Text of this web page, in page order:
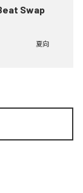
Swap
夏向